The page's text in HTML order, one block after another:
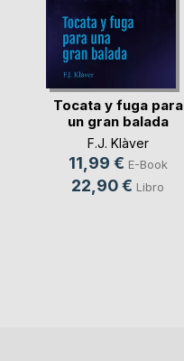
Tocata y fuga para
un gran balada
F.J. Klàver
11,99 € E-Book
22,90 € Libro